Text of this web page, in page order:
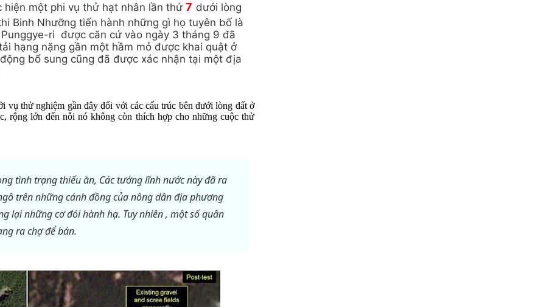
một phi vụ thử hạt nhân lần thứ 7 dưới lòng
Binh Nhưỡng tiến hành những gì họ tuyên bố là
ri được căn cứ vào ngày 3 tháng 9 đã
hạng nặng gần một hầm mỏ được khai quật ở
bổ sung cũng đã được xác nhận tại một địa
vụ thử nghiệm gần đây đối với các cấu trúc bên dưới lòng đất ở
rộng lớn đến nỗi nó không còn thích hợp cho những cuộc thử
tình trạng thiếu ăn, Các tướng lĩnh nước này đã ra
trên những cánh đồng của nông dân địa phương
lại những cơ đói hành hạ. Tuy nhiên , một số quân
ra chợ để bán.